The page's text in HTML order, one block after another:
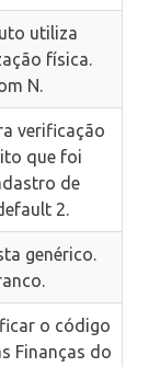
utiliza
física.
N.
verificação
que foi
de
2.
genérico.
o código
Finanças do